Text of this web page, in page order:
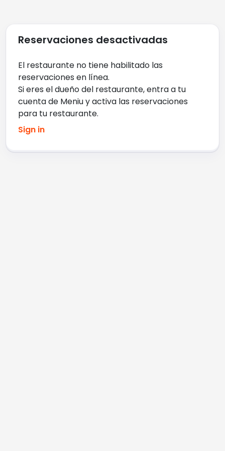
Reservaciones desactivadas
El restaurante no tiene habilitado las
reservaciones en línea.
Si eres el dueño del restaurante, entra a tu
cuenta de Meniu y activa las reservaciones
para tu restaurante.
Sign in